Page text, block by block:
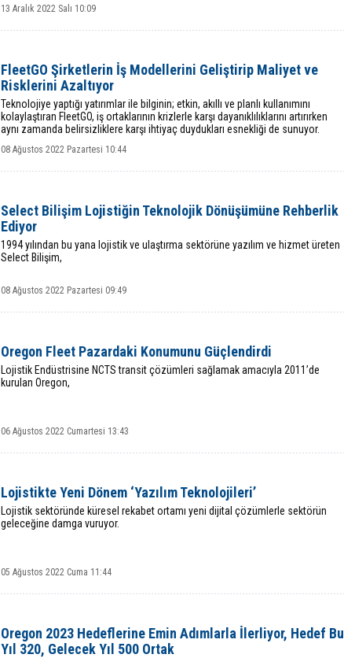
13 Aralık 2022 Salı 10:09
FleetGO Şirketlerin İş Modellerini Geliştirip Maliyet ve
Risklerini Azaltıyor
Teknolojiye yaptığı yatırımlar ile bilginin; etkin, akıllı ve planlı kullanımını
kolaylaştıran FleetGO, iş ortaklarının krizlerle karşı dayanıklılıklarını artırırken
aynı zamanda belirsizliklere karşı ihtiyaç duydukları esnekliği de sunuyor.
08 Ağustos 2022 Pazartesi 10:44
Select Bilişim Lojistiğin Teknolojik Dönüşümüne Rehberlik
Ediyor
1994 yılından bu yana lojistik ve ulaştırma sektörüne yazılım ve hizmet üreten
Select Bilişim,
08 Ağustos 2022 Pazartesi 09:49
Oregon Fleet Pazardaki Konumunu Güçlendirdi
Lojistik Endüstrisine NCTS transit çözümleri sağlamak amacıyla 2011’de
kurulan Oregon,
06 Ağustos 2022 Cumartesi 13:43
Lojistikte Yeni Dönem ‘Yazılım Teknolojileri’
Lojistik sektöründe küresel rekabet ortamı yeni dijital çözümlerle sektörün
geleceğine damga vuruyor.
05 Ağustos 2022 Cuma 11:44
Oregon 2023 Hedeflerine Emin Adımlarla İlerliyor, Hedef Bu
Yıl 320, Gelecek Yıl 500 Ortak